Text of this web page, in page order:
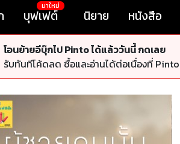
บุฟเฟต์
มาใหม่
นิยาย หนังสือ
โอนย้ายอีบุ๊กไป Pinto ได้แล้ววันนี้ กดเลย
รับทันทีโค้ดลด ซื้อและอ่านได้ต่อเนื่องที่ Pinto